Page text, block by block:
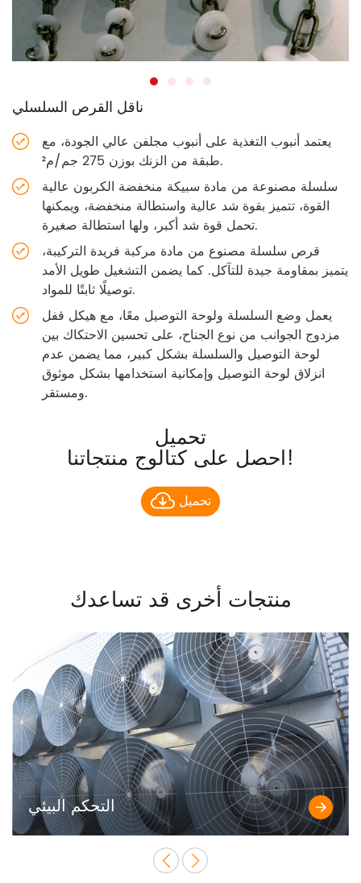
ناقل القرص السلسلي
يعتمد أنبوب التغذية على أنبوب مجلفن عالي الجودة، مع
طبقة من الزنك بوزن 275 جم/م².
سلسلة مصنوعة من مادة سبيكة منخفضة الكربون عالية
القوة، تتميز بقوة شد عالية واستطالة منخفضة، ويمكنها
تحمل قوة شد أكبر، ولها استطالة صغيرة.
قرص سلسلة مصنوع من مادة مركبة فريدة التركيبة،
يتميز بمقاومة جيدة للتآكل. كما يضمن التشغيل طويل الأمد
توصيلًا ثابتًا للمواد.
يعمل وضع السلسلة ولوحة التوصيل معًا، مع هيكل قفل
مزدوج الجوانب من نوع الجناح، على تحسين الاحتكاك بين
لوحة التوصيل والسلسلة بشكل كبير، مما يضمن عدم
انزلاق لوحة التوصيل وإمكانية استخدامها بشكل موثوق
ومستقر.
تحميل
احصل على كتالوج منتجاتنا!
تحميل
منتجات أخرى قد تساعدك
التحكم البيئي